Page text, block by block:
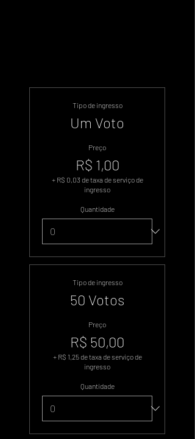
Tipo de ingresso
Um Voto
Preço
R$ 1,00
+ R$ 0,03 de taxa de serviço de
ingresso
Quantidade
Tipo de ingresso
50 Votos
Preço
R$ 50,00
+ R$ 1,25 de taxa de serviço de
ingresso
Quantidade